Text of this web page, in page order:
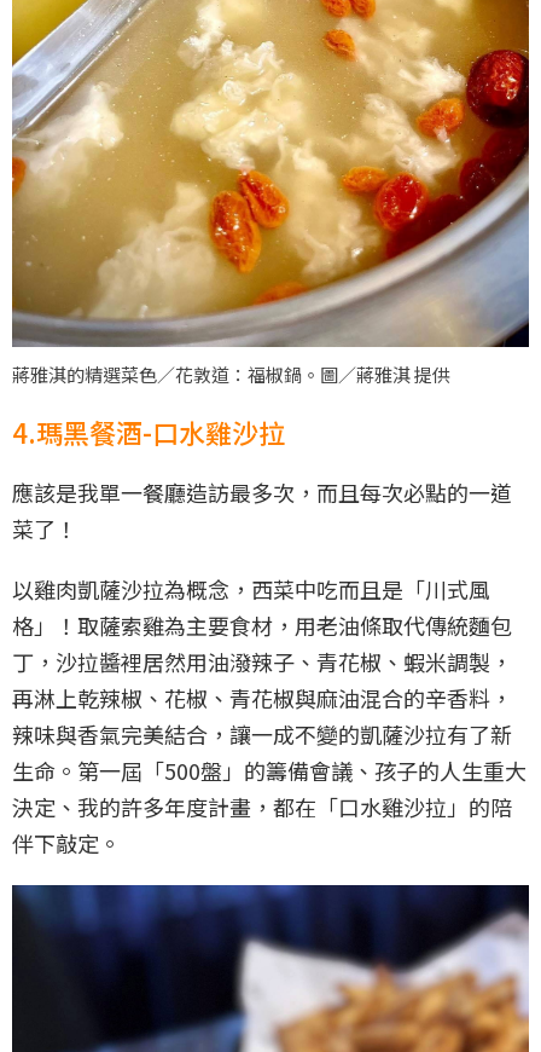
蔣雅淇的精選菜色／花敦道：福椒鍋。圖／蔣雅淇 提供
4.瑪黑餐酒-口水雞沙拉
應該是我單一餐廳造訪最多次，而且每次必點的一道
菜了！
以雞肉凱薩沙拉為概念，西菜中吃而且是「川式風
格」！取薩索雞為主要食材，用老油條取代傳統麵包
丁，沙拉醬裡居然用油潑辣子、青花椒、蝦米調製，
再淋上乾辣椒、花椒、青花椒與麻油混合的辛香料，
辣味與香氣完美結合，讓一成不變的凱薩沙拉有了新
生命。第一屆「500盤」的籌備會議、孩子的人生重大
決定、我的許多年度計畫，都在「口水雞沙拉」的陪
伴下敲定。